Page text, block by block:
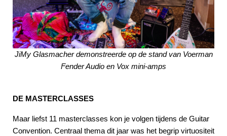
JiMy Glasmacher demonstreerde op de stand van Voerman
Fender Audio en Vox mini-amps
DE MASTERCLASSES
Maar liefst 11 masterclasses kon je volgen tijdens de Guitar
Convention. Centraal thema dit jaar was het begrip virtuositeit